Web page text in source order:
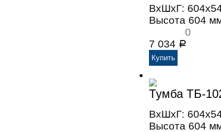
ВхШхГ:
Высота 604
0
7 034 Р
Тумба ТБ-
ВхШхГ:
Высота 604